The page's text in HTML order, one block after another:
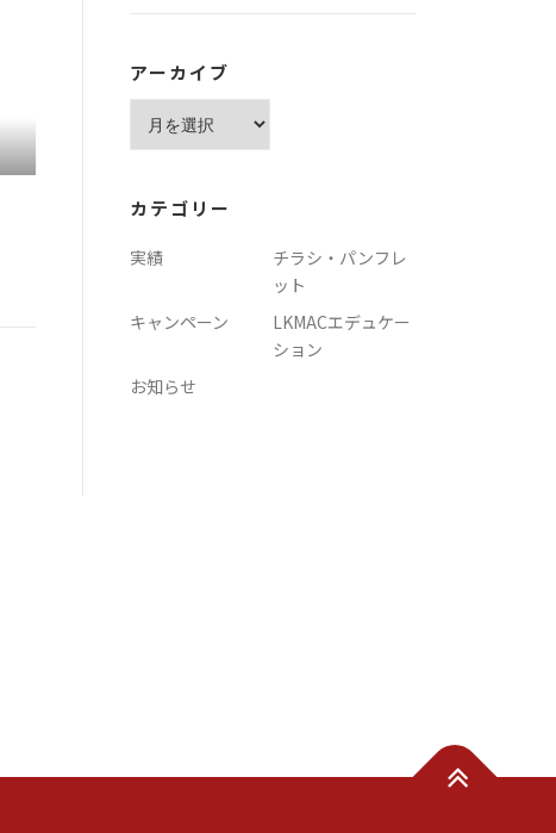
アーカイブ
ブ
カテゴリー
実績
チラシ・パンフレ
ット
キャンペーン
LKMACエデュケー
ション
お知らせ